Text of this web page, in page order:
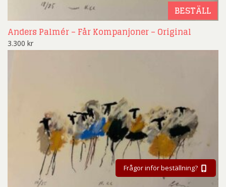
BESTÄLL
Anders Palmér – Får Kompanjoner – Original
3.300 kr
Frågor inför beställning?